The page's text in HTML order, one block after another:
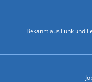
Bekannt aus Funk und